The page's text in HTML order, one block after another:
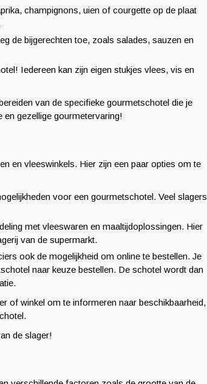
champignons, uien of courgette op de plaat
de bijgerechten toe, zoals salades, sauzen en
Iedereen kan zijn eigen stukjes vlees, vis en
van de specifieke gourmetschotel die je
en gezellige gourmetervaring!
en vleeswinkels. Hier zijn een paar opties om te
voor een gourmetschotel. Veel slagers
met vleeswaren en maaltijdoplossingen. Hier
van de supermarkt.
ook de mogelijkheid om online te bestellen. Je
naar keuze bestellen. De schotel wordt dan
of winkel om te informeren naar beschikbaarheid,
de slager!